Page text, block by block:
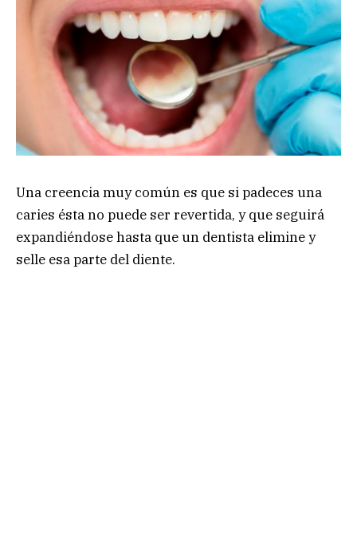
Una creencia muy común es que si padeces una
caries ésta no puede ser revertida, y que seguirá
expandiéndose hasta que un dentista elimine y
selle esa parte del diente.